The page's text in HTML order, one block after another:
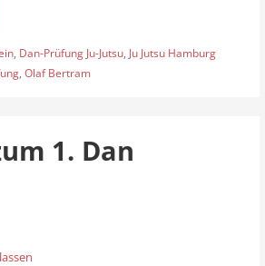
, Dan-Prüfung Ju-Jutsu, Ju Jutsu Hamburg
, Olaf Bertram
1. Dan